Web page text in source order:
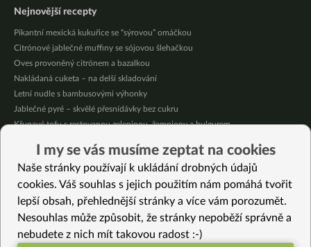
Nejnovější recepty
Pikantní mexická kukuřice se “sýrovou” omáčkou
Citrónové jablečné muffiny se sójovou šlehačkou
Oves provoněný citrónem a bazalkou
Nakládaná cuketa – na delší skladování
Letní nudle s bambusovými výhonky
Jablečné pyré – skvělé přesnídávky bez cukru
Křupavé tofu s restovanou zeleninou, žampiony a bulgurem
Mrkvovo-dýňová krémová polévka
Osvěžující kuskus
Vybrané recepty
Agarové kuličky aneb veganský kaviár
I my se vás musíme zeptat na cookies
Naše stránky používají k ukládání drobných údajů
cookies. Váš souhlas s jejich použitím nám pomáhá tvořit
lepší obsah, přehlednější stránky a více vám porozumět.
Nesouhlas může způsobit, že stránky nepoběží správně a
nebudete z nich mít takovou radost :-)